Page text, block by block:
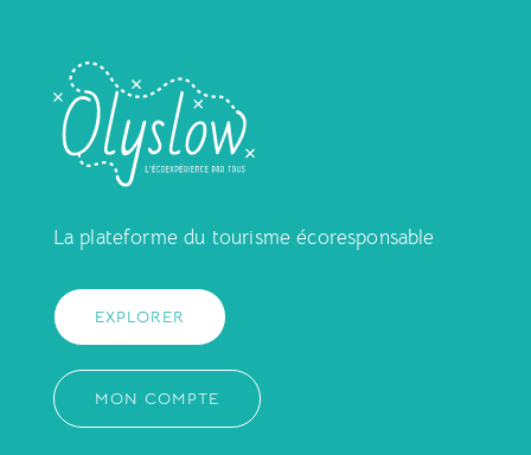
La plateforme du tourisme écoresponsable
EXPLORER
MON COMPTE